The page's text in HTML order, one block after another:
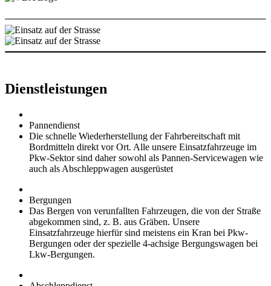
Dienstleistungen
Pannendienst
Die schnelle Wiederherstellung der Fahrbereitschaft mit
Bordmitteln direkt vor Ort. Alle unsere Einsatzfahrzeuge im
Pkw-Sektor sind daher sowohl als Pannen-Servicewagen wie
auch als Abschleppwagen ausgerüstet
Bergungen
Das Bergen von verunfallten Fahrzeugen, die von der Straße
abgekommen sind, z. B. aus Gräben. Unsere
Einsatzfahrzeuge hierfür sind meistens ein Kran bei Pkw-
Bergungen oder der spezielle 4-achsige Bergungswagen bei
Lkw-Bergungen.